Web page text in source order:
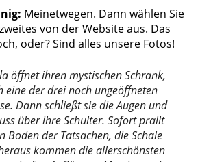
Meinetwegen. Dann wählen Sie
von der Website aus. Das
oder? Sind alles unsere Fotos!
öffnet ihren mystischen Schrank,
eine der drei noch ungeöffneten
Dann schließt sie die Augen und
über ihre Schulter. Sofort prallt
Boden der Tatsachen, die Schale
kommen die allerschönsten